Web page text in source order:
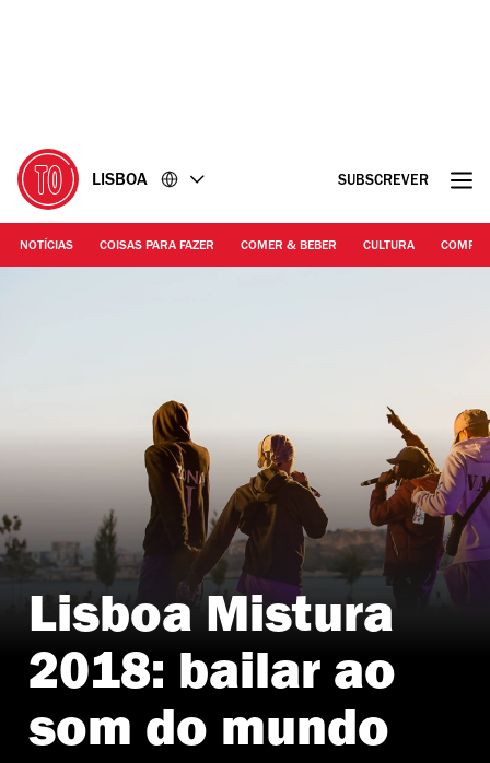
LISBOA SUBSCREVER
NOTÍCIAS COISAS PARA FAZER COMER & BEBER CULTURA
Lisboa Mistura
2018: bailar ao
som do mundo